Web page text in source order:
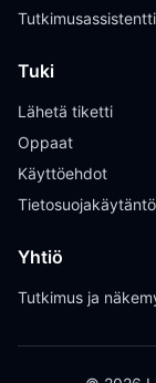
Tutkimusassistentti
Tuki
Lähetä tiketti
Oppaat
Käyttöehdot
Tietosuojakäytäntö
Yhtiö
Tutkimus ja